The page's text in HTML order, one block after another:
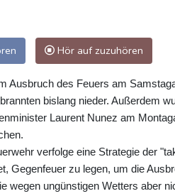
Hör auf zuzuhören
Ausbruch des Feuers am
bislang nieder. Außerdem
Laurent Nunez am
verfolge eine Strategie der
Gegenfeuer zu legen, um die
wegen ungünstigen Wetters aber